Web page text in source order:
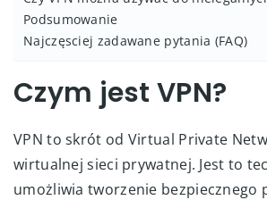
Podsumowanie
Najczęsciej zadawane pytania (FAQ)
Czym jest VPN?
VPN to skrót od Virtual Private
wirtualnej sieci prywatnej. Jest to
umożliwia tworzenie bezpiecznego